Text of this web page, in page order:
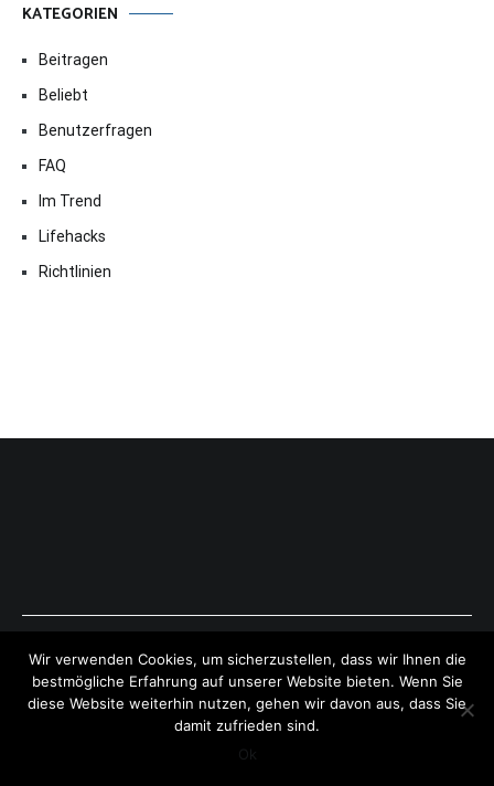
KATEGORIEN
Beitragen
Beliebt
Benutzerfragen
FAQ
Im Trend
Lifehacks
Richtlinien
Copyright © 2026ExpressAntworten.com . All rights reserved.
Theme:Cenote by ThemeGrill. Powered byWordPress .
Wir verwenden Cookies, um sicherzustellen, dass wir Ihnen die
bestmögliche Erfahrung auf unserer Website bieten. Wenn Sie
diese Website weiterhin nutzen, gehen wir davon aus, dass Sie
damit zufrieden sind.
Ok